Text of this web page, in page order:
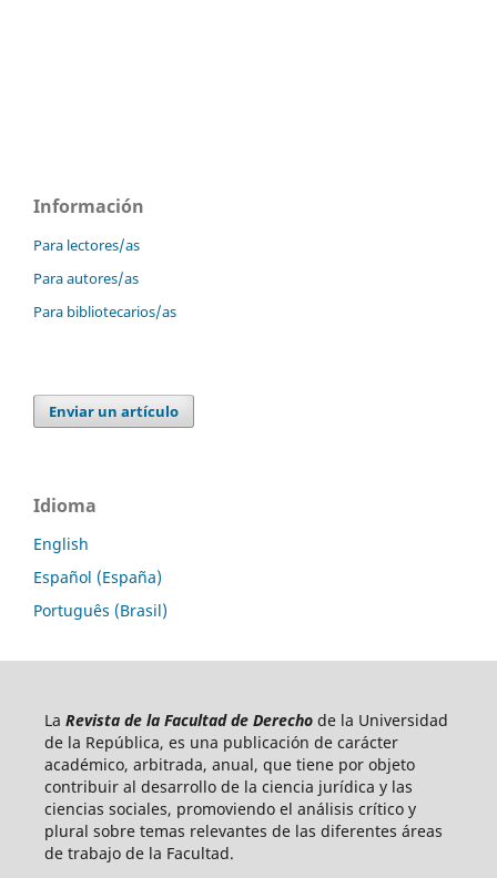
Información
Para lectores/as
Para autores/as
Para bibliotecarios/as
Enviar un artículo
Idioma
English
Español (España)
Português (Brasil)
La Revista de la Facultad de Derecho de la Universidad
de la República, es una publicación de carácter
académico, arbitrada, anual, que tiene por objeto
contribuir al desarrollo de la ciencia jurídica y las
ciencias sociales, promoviendo el análisis crítico y
plural sobre temas relevantes de las diferentes áreas
de trabajo de la Facultad.